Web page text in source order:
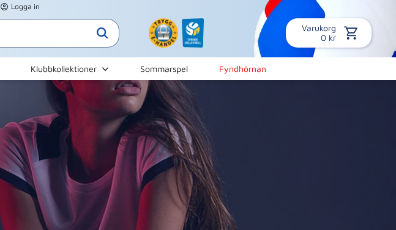
Logga in
Varukorg
0 kr
Klubbkollektioner Sommarspel Fyndhörnan